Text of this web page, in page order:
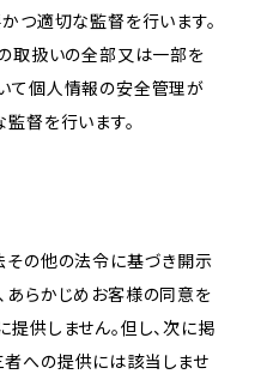
つ適切な監督を行います。
の取扱いの全部又は一部を
て個人情報の安全管理が
督を行います。
その他の法令に基づき開示
あらかじめお客様の同意を
供しません。但し、次に掲
への提供には該当しませ